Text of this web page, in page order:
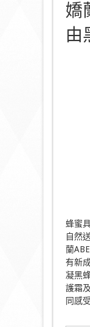
嬌
由
蜂蜜
自然
蘭
有新
凝黑
護霜
同感